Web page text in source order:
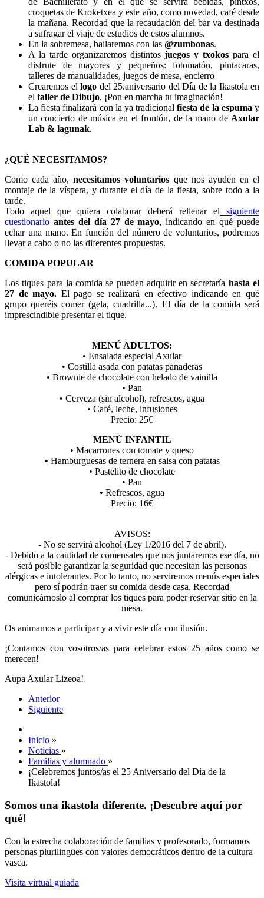
croquetas de Kroketxea y este año, como novedad, café desde
la mañana. Recordad que la recaudación del bar va destinada
a sufragar el viaje de estudios de estos alumnos.
En la sobremesa, bailaremos con las @zumbonas.
A la tarde organizaremos distintosjuegos y txokos para el
disfrute de mayores y pequeños: fotomatón, pintacaras,
talleres de manualidades, juegos de mesa, encierro
Crearemos el logo del 25.aniversario del Día de la Ikastola en
el taller de Dibujo. ¡Pon en marcha tu imaginación!
La fiesta finalizará con la ya tradicionalfiesta de la espuma y
un concierto de música en el frontón, de la mano de Axular
Lab & lagunak.
¿QUÉ NECESITAMOS?
Como cada año,necesitamos voluntarios que nos ayuden en el
montaje de la víspera, y durante el día de la fiesta, sobre todo a la
tarde.
Todo aquel que quiera colaborar deberá rellenar el siguiente
cuestionario antes del día 27 de mayo, indicando en qué puede
echar una mano. En función del número de voluntarios, podremos
llevar a cabo o no las diferentes propuestas.
COMIDA POPULAR
Los tiques para la comida se pueden adquirir en secretaría hasta el
27 de mayo. El pago se realizará en efectivo indicando en qué
grupo queréis comer (gela, cuadrilla...). El día de la comida será
imprescindible presentar el tique.
MENÚ ADULTOS:
• Ensalada especial Axular
• Costilla asada con patatas panaderas
• Brownie de chocolate con helado de vainilla
• Pan
• Cerveza (sin alcohol), refrescos, agua
• Café, leche, infusiones
Precio: 25€
MENÚ INFANTIL
• Macarrones con tomate y queso
• Hamburguesas de ternera en salsa con patatas
• Pastelito de chocolate
• Pan
• Refrescos, agua
Precio: 16€
AVISOS:
- No se servirá alcohol (Ley 1/2016 del 7 de abril).
- Debido a la cantidad de comensales que nos juntaremos ese día, no
será posible garantizar la seguridad que necesitan las personas
alérgicas e intolerantes. Por lo tanto, no serviremos menús especiales
pero sí podrán traer su comida desde casa. Recordad
comunicárnoslo al comprar los tiques para poder reservar sitio en la
mesa.
Os animamos a participar y a vivir este día con ilusión.
¡Contamos con vosotros/as para celebrar estos 25 años como se
merecen!
Aupa Axular Lizeoa!
Anterior
Siguiente
Inicio »
Noticias »
Familias y alumnado »
¡Celebremos juntos/as el 25 Aniversario del Día de la
Ikastola!
Somos una ikastola diferente. ¡Descubre aquí por
qué!
Con la estrecha colaboración de familias y profesorado, formamos
personas plurilingües con valores democráticos dentro de la cultura
vasca.
Visita virtual guiada